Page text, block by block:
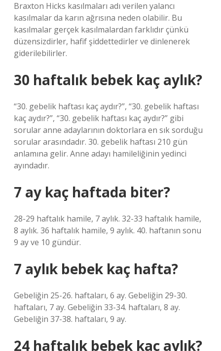
Braxton Hicks kasılmaları adı verilen yalancı
kasılmalar da karın ağrısına neden olabilir. Bu
kasılmalar gerçek kasılmalardan farklıdır çünkü
düzensizdirler, hafif şiddettedirler ve dinlenerek
giderilebilirler.
30 haftalık bebek kaç aylık?
“30. gebelik haftası kaç aydır?”, “30. gebelik haftası
kaç aydır?”, “30. gebelik haftası kaç aydır?” gibi
sorular anne adaylarının doktorlara en sık sorduğu
sorular arasındadır. 30. gebelik haftası 210 gün
anlamına gelir. Anne adayı hamileliğinin yedinci
ayındadır.
7 ay kaç haftada biter?
28-29 haftalık hamile, 7 aylık. 32-33 haftalık hamile,
8 aylık. 36 haftalık hamile, 9 aylık. 40. haftanın sonu
9 ay ve 10 gündür.
7 aylık bebek kaç hafta?
Gebeliğin 25-26. haftaları, 6 ay. Gebeliğin 29-30.
haftaları, 7 ay. Gebeliğin 33-34. haftaları, 8 ay.
Gebeliğin 37-38. haftaları, 9 ay.
24 haftalık bebek kaç aylık?